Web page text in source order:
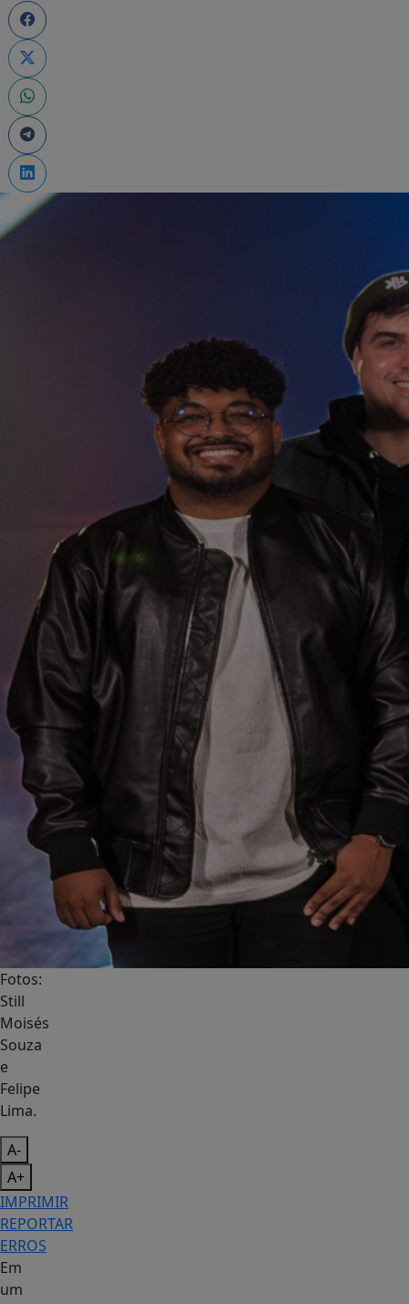
Fotos:
Still
Moisés
Souza
e
Felipe
Lima.
A-
A+
IMPRIMIR
REPORTAR
ERROS
Em
um